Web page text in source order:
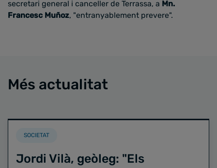
secretari general i canceller de Terrassa, a Mn.
Francesc Muñoz, "entranyablement prevere".
Més actualitat
SOCIETAT
Jordi Vilà, geòleg: "Els